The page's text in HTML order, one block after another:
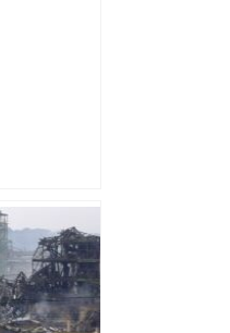
infirmière